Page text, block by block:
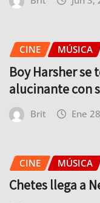
CINE MÚSICA
Boy Harsher se
alucinante con
Brit Ene
CINE MÚSICA
Chetes llega a